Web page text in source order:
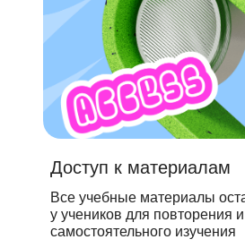
Доступ к материалам
Все учебные материалы
у учеников для повторения
самостоятельного изучения